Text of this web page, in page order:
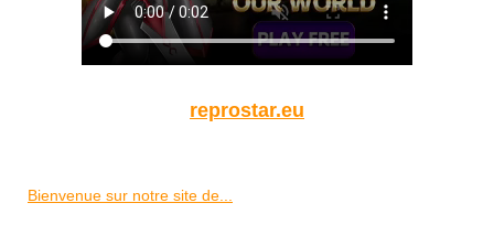
reprostar.eu
Bienvenue sur notre site de...